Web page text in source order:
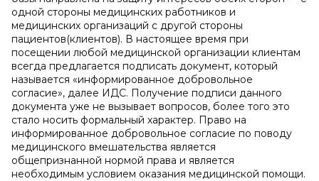
одной стороны медицинских работников и
медицинских организаций с другой стороны
пациентов(клиентов). В настоящее время при
посещении любой медицинской организации клиентам
всегда предлагается подписать документ, который
называется «информированное добровольное
согласие», далее ИДС. Получение подписи данного
документа уже не вызывает вопросов, более того это
стало носить формальный характер. Право на
информированное добровольное согласие по поводу
медицинского вмешательства является
общепризнанной нормой права и является
необходимым условием оказания медицинской помощи.